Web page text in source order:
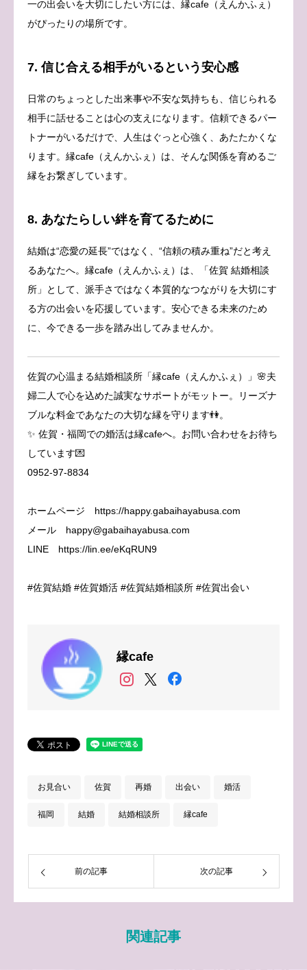
一の出会いを大切にしたい方には、縁cafe（えんかふぇ）
がぴったりの場所です。
7. 信じ合える相手がいるという安心感
日常のちょっとした出来事や不安な気持ちも、信じられる
相手に話せることは心の支えになります。信頼できるパー
トナーがいるだけで、人生はぐっと心強く、あたたかくな
ります。縁cafe（えんかふぇ）は、そんな関係を育めるご
縁をお繋ぎしています。
8. あなたらしい絆を育てるために
結婚は“恋愛の延長”ではなく、“信頼の積み重ね”だと考え
るあなたへ。縁cafe（えんかふぇ）は、「佐賀 結婚相談
所」として、派手さではなく本質的なつながりを大切にす
る方の出会いを応援しています。安心できる未来のため
に、今できる一歩を踏み出してみませんか。
佐賀の心温まる結婚相談所「縁cafe（えんかふぇ）」🌸夫
婦二人で心を込めた誠実なサポートがモットー。リーズナ
ブルな料金であなたの大切な縁を守ります👫。
✨ 佐賀・福岡での婚活は縁cafeへ。お問い合わせをお待ち
しています💌
0952-97-8834
ホームページ https://happy.gabaihayabusa.com
メール happy@gabaihayabusa.com
LINE https://lin.ee/eKqRUN9
#佐賀結婚 #佐賀婚活 #佐賀結婚相談所 #佐賀出会い
縁cafe
お見合い 佐賀 再婚 出会い 婚活
福岡 結婚 結婚相談所 縁cafe
前の記事 次の記事
関連記事